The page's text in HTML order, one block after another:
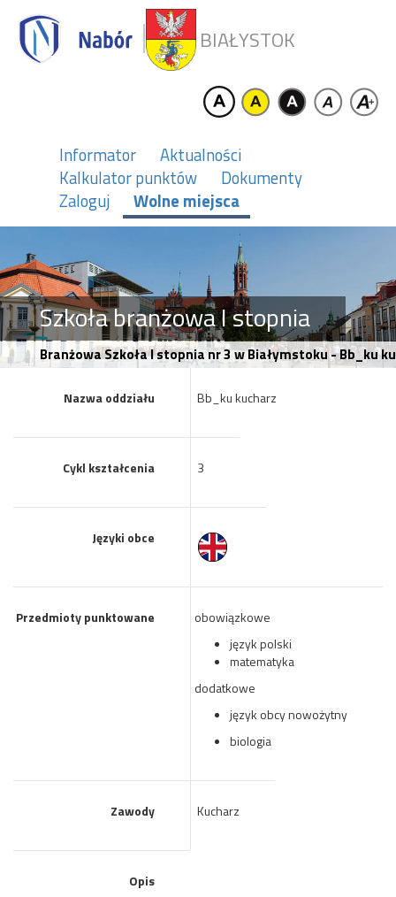
BIAŁYSTOK
Informator
Aktualności
Kalkulator punktów
Dokumenty
Zaloguj
Wolne miejsca
Szkoła branżowa I stopnia
Branżowa Szkoła I stopnia nr 3 w Białymstoku - Bb_ku
Nazwa oddziału Bb_ku kucharz
Cykl kształcenia 3
Języki obce
Przedmioty punktowane
obowiązkowe
język polski
matematyka
dodatkowe
język obcy nowożytny
biologia
Zawody Kucharz
Opis